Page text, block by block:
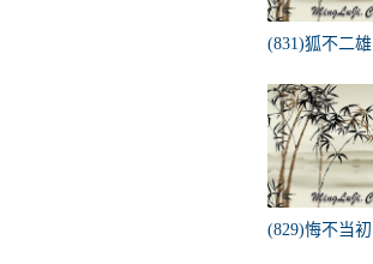
(831)狐不二雄
(829)悔不当初